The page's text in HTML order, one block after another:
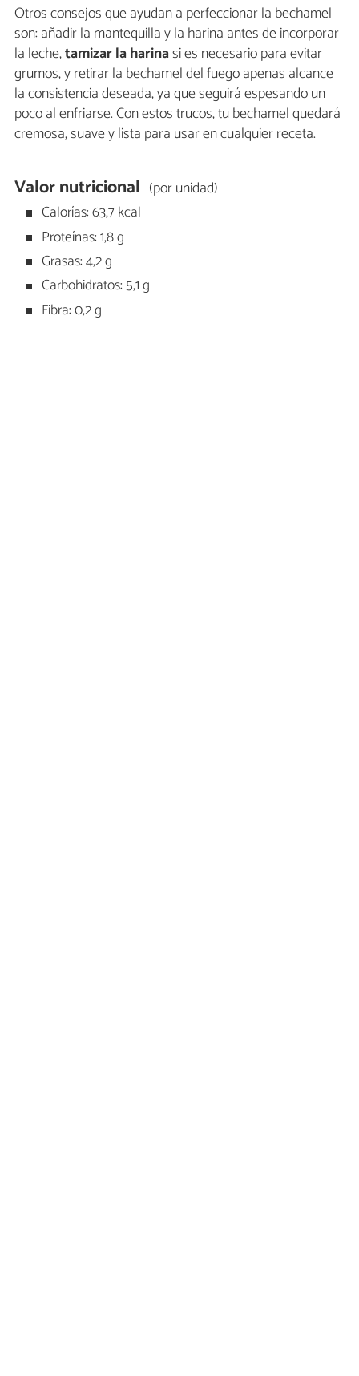
Otros consejos que ayudan a perfeccionar la bechamel
son: añadir la mantequilla y la harina antes de incorporar
la leche,tamizar la harinasi es necesario para evitar
grumos, y retirar la bechamel del fuego apenas alcance
la consistencia deseada, ya que seguirá espesando un
poco al enfriarse. Con estos trucos, tu bechamel quedará
cremosa, suave y lista para usar en cualquier receta.
Valor nutricional (por unidad)
Calorías: 63,7 kcal
Proteínas: 1,8 g
Grasas: 4,2 g
Carbohidratos: 5,1 g
Fibra: 0,2 g